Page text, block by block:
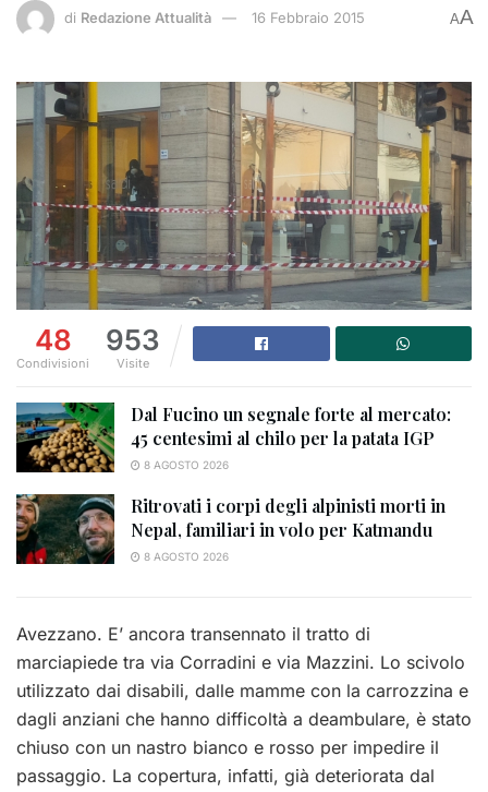
di Redazione Attualità 16 Febbraio 2015 AA
48
Condivisioni
953
Visite
Dal Fucino un segnale forte al mercato:
45 centesimi al chilo per la patata IGP
8 AGOSTO 2026
Ritrovati i corpi degli alpinisti morti in
Nepal, familiari in volo per Katmandu
8 AGOSTO 2026
Avezzano. E’ ancora transennato il tratto di
marciapiede tra via Corradini e via Mazzini. Lo scivolo
utilizzato dai disabili, dalle mamme con la carrozzina e
dagli anziani che hanno difficoltà a deambulare, è stato
chiuso con un nastro bianco e rosso per impedire il
passaggio. La copertura, infatti, già deteriorata dal